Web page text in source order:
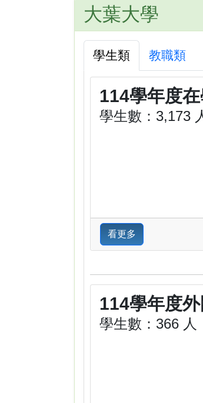
大葉大學
學生類 教職類
114學年度
學生數：3,173
看更多
114學年度
學生數：366 人